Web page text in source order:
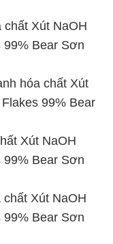
chất Xút NaOH
Bear Sơn
hóa chất Xút
99% Bear
Xút NaOH
Bear Sơn
Xút NaOH
Bear Sơn